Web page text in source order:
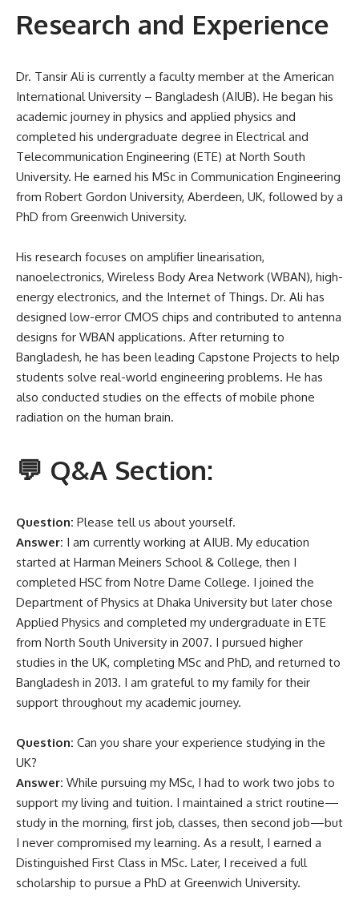
Research and Experience
Dr. Tansir Ali is currently a faculty member at the American
International University – Bangladesh (AIUB). He began his
academic journey in physics and applied physics and
completed his undergraduate degree in Electrical and
Telecommunication Engineering (ETE) at North South
University. He earned his MSc in Communication Engineering
from Robert Gordon University, Aberdeen, UK, followed by a
PhD from Greenwich University.
His research focuses on amplifier linearisation,
nanoelectronics, Wireless Body Area Network (WBAN), high-
energy electronics, and the Internet of Things. Dr. Ali has
designed low-error CMOS chips and contributed to antenna
designs for WBAN applications. After returning to
Bangladesh, he has been leading Capstone Projects to help
students solve real-world engineering problems. He has
also conducted studies on the effects of mobile phone
radiation on the human brain.
💬 Q&A Section:
Question: Please tell us about yourself.
Answer: I am currently working at AIUB. My education
started at Harman Meiners School & College, then I
completed HSC from Notre Dame College. I joined the
Department of Physics at Dhaka University but later chose
Applied Physics and completed my undergraduate in ETE
from North South University in 2007. I pursued higher
studies in the UK, completing MSc and PhD, and returned to
Bangladesh in 2013. I am grateful to my family for their
support throughout my academic journey.
Question: Can you share your experience studying in the
UK?
Answer: While pursuing my MSc, I had to work two jobs to
support my living and tuition. I maintained a strict routine—
study in the morning, first job, classes, then second job—but
I never compromised my learning. As a result, I earned a
Distinguished First Class in MSc. Later, I received a full
scholarship to pursue a PhD at Greenwich University.